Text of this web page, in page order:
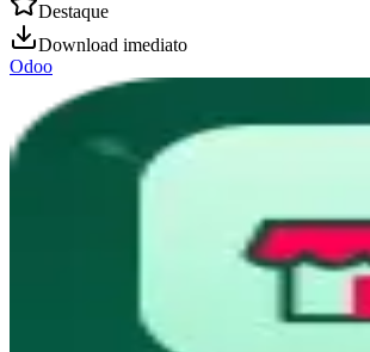
Destaque
Download imediato
Odoo